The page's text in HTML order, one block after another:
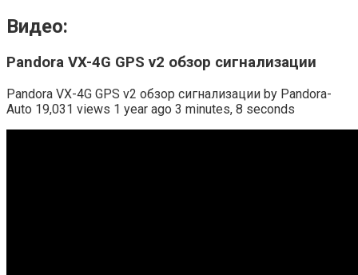
Видео:
Pandora VX-4G GPS v2 обзор сигнализации
Pandora VX-4G GPS v2 обзор сигнализации by Pandora-
Auto 19,031 views 1 year ago 3 minutes, 8 seconds